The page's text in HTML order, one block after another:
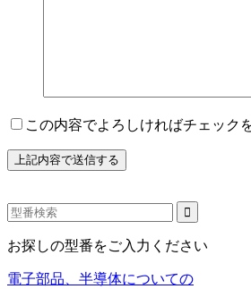
この内容でよろしければチェック
お探しの型番をご入力ください
電子部品、半導体についての